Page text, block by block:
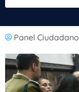
Panel Ciudadano